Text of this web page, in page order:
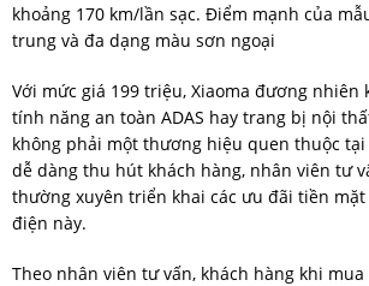
khoảng 170 km/lần sạc. Điểm mạnh của
trung và đa dạng màu sơn ngoại
Với mức giá 199 triệu, Xiaoma đương nhiên
tính năng an toàn ADAS hay trang bị nội
không phải một thương hiệu quen thuộc tại
dễ dàng thu hút khách hàng, nhân viên tư
thường xuyên triển khai các ưu đãi tiền
điện này.
Theo nhân viên tư vấn, khách hàng khi mua